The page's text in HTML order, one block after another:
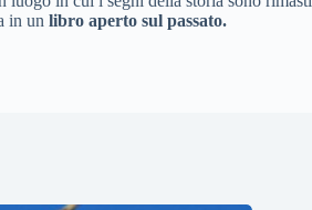
in un libro aperto sul passato.